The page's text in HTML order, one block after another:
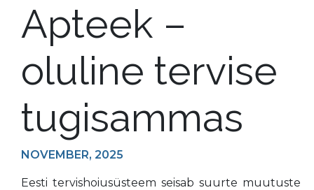
Apteek –
oluline tervise
tugisammas
NOVEMBER, 2025
Eesti tervishoiusüsteem seisab suurte muutuste